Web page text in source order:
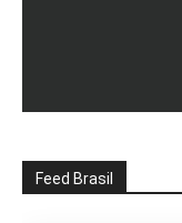
Feed Brasil